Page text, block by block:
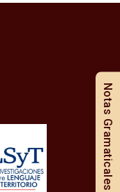
Notas Gramaticales